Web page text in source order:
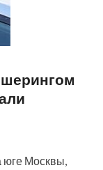
юге Москвы,